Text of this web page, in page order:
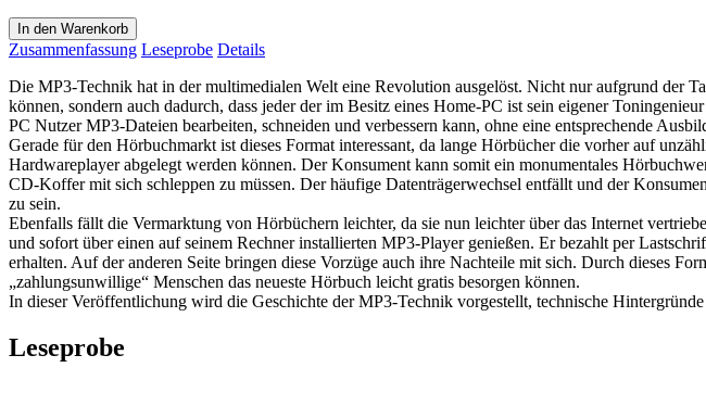
In den Warenkorb
Zusammenfassung Leseprobe Details
Die MP3-Technik hat in der multimedialen Welt eine Revolution ausgelöst. Nicht nur aufgrund der
können, sondern auch dadurch, dass jeder der im Besitz eines Home-PC ist sein eigener
PC Nutzer MP3-Dateien bearbeiten, schneiden und verbessern kann, ohne eine entsprechende
Gerade für den Hörbuchmarkt ist dieses Format interessant, da lange Hörbücher die vorher auf
Hardwareplayer abgelegt werden können. Der Konsument kann somit ein monumentales
CD-Koffer mit sich schleppen zu müssen. Der häufige Datenträgerwechsel entfällt und der
zu sein.
Ebenfalls fällt die Vermarktung von Hörbüchern leichter, da sie nun leichter über das Internet
und sofort über einen auf seinem Rechner installierten MP3-Player genießen. Er bezahlt per
erhalten. Auf der anderen Seite bringen diese Vorzüge auch ihre Nachteile mit sich. Durch dieses
„zahlungsunwillige“ Menschen das neueste Hörbuch leicht gratis besorgen können.
In dieser Veröffentlichung wird die Geschichte der MP3-Technik vorgestellt, technische
Leseprobe